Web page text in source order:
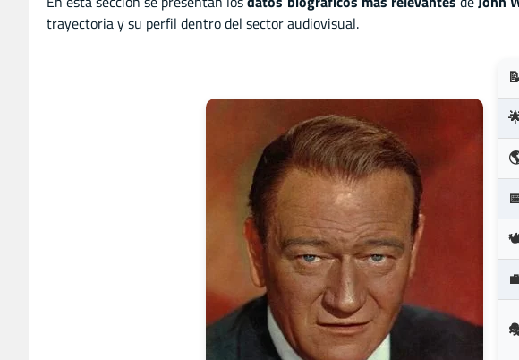
trayectoria y su perfil dentro del sector audiovisual.